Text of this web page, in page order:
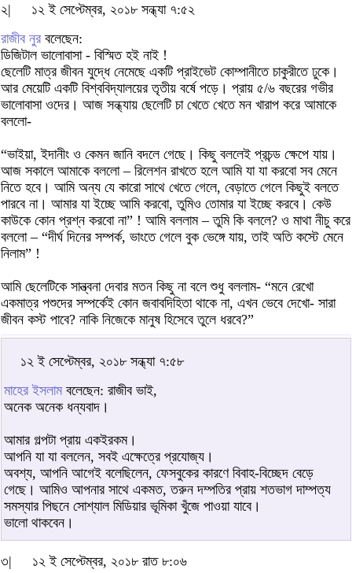
২|
১২ ই সেপ্টেম্বর, ২০১৮ সন্ধ্যা ৭:৫২
রাজীব নুর বলেছেন:
ডিজিটাল ভালোবাসা - বিস্মিত হই নাই !
ছেলেটি মাত্র জীবন যুদ্ধে নেমেছে একটি প্রাইভেট কোম্পানীতে চাকুরীতে ঢুকে।
আর মেয়েটি একটি বিশ্ববিদ্যালয়ের তৃতীয় বর্ষে পড়ে। প্রায় ৫/৬ বছরের গভীর
ভালোবাসা ওদের। আজ সন্ধ্যায় ছেলেটি চা খেতে খেতে মন খারাপ করে আমাকে
বললো-
“ভাইয়া, ইদানীং ও কেমন জানি বদলে গেছে। কিছু বললেই প্রচন্ড ক্ষেপে যায়।
আজ সকালে আমাকে বললো – রিলেশন রাখতে হলে আমি যা যা করবো সব মেনে
নিতে হবে। আমি অন্য যে কারো সাথে খেতে গেলে, বেড়াতে গেলে কিছুই বলতে
পারবে না। আমার যা ইচ্ছে আমি করবো, তুমিও তোমার যা ইচ্ছে করবে। কেউ
কাউকে কোন প্রশ্ন করবো না” ! আমি বললাম – তুমি কি বললে? ও মাথা নীচু করে
বললো – “দীর্ঘ দিনের সম্পর্ক, ভাংতে গেলে বুক ভেঙ্গে যায়, তাই অতি কস্টে মেনে
নিলাম” !
আমি ছেলেটিকে সান্ত্বনা দেবার মতন কিছু না বলে শুধু বললাম- “মনে রেখো
একমাত্র পশুদের সম্পর্কেই কোন জবাবদিহিতা থাকে না, এখন ভেবে দেখো- সারা
জীবন কস্ট পাবে? নাকি নিজেকে মানুষ হিসেবে তুলে ধরবে?”
১২ ই সেপ্টেম্বর, ২০১৮ সন্ধ্যা ৭:৫৮
মাহের ইসলামবলেছেন: রাজীব ভাই,
অনেক অনেক ধন্যবাদ।
আমার গল্পটা প্রায় একইরকম।
আপনি যা যা বললেন, সবই এক্ষেত্রে প্রযোজ্য।
অবশ্য, আপনি আগেই বলেছিলেন, ফেসবুকের কারণে বিবাহ-বিচ্ছেদ বেড়ে
গেছে। আমিও আপনার সাথে একমত, তরুন দম্পতির প্রায় শতভাগ দাম্পত্য
সমস্যার পিছনে সোশ্যাল মিডিয়ার ভূমিকা খুঁজে পাওয়া যাবে।
ভালো থাকবেন।
৩|
১২ ই সেপ্টেম্বর, ২০১৮ রাত ৮:০৬